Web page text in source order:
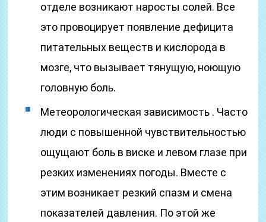
отделе возникают наросты солей. Все
это провоцирует появление дефицита
питательных веществ и кислорода в
мозге, что вызывает тянущую, ноющую
головную боль.
Метеорологическая зависимость . Часто
люди с повышенной чувствительностью
ощущают боль в виске и левом глазе при
резких изменениях погоды. Вместе с
этим возникает резкий спазм и смена
показателей давления. По этой же